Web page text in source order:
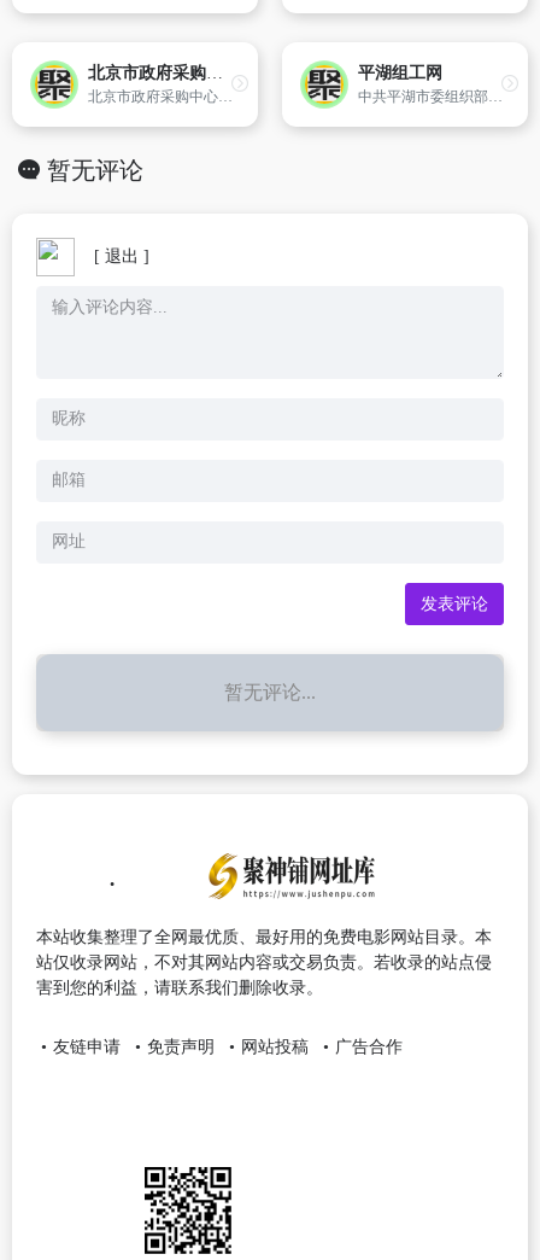
北京市政府采购中心
北京市政府采购中心,招标公告,预审公告,更正公告,中标公告,废标公告
平湖组工网
中共平湖市委组织部主办
暂无评论
[ 退出 ]
暂无评论...
本站收集整理了全网最优质、最好用的免费电影网站目录。本
站仅收录网站，不对其网站内容或交易负责。若收录的站点侵
害到您的利益，请联系我们删除收录。
友链申请 免责声明 网站投稿 广告合作